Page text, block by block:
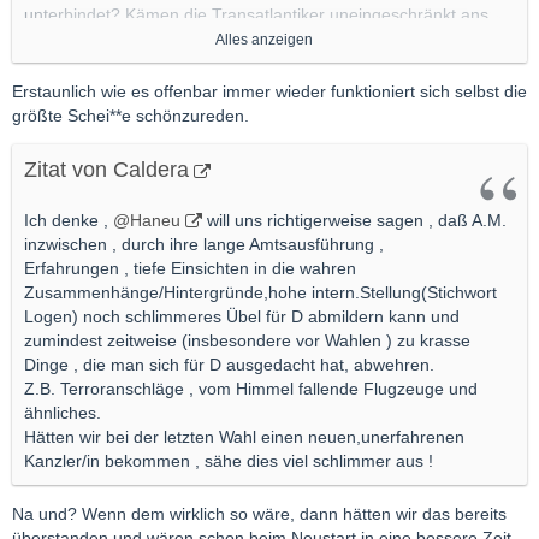
unterbindet? Kämen die Transatlantiker uneingeschränkt ans
Ruder, dann wäre Deutschland wohl bereits heute vollkommen
am Ende und hätte keine Zukunft mehr.
Konkret:
gute Mann fällt bereits dadurch auf, daß er anscheinend lieber
Englisch als Deutsch spricht. Jetzt ist er Spitzenkandidat bei der
EU-Wahl. Darüber regen sich manche Leute auf. Aber vielleicht
sollte man es mal aus diesem Blickwinkel betrachten: Wer mag
noch die EU? Das Wahlvolk erkennt doch mehr und mehr, daß
die EU i.w. Schäden anrichtet. Ich behaupte mal, daß die Tage
der EU gezählt sind. Ihr Ende ist absehbar. Ergo: Herr Weber
wird jetzt einfach verbrannt - gut so, denn einer für Deutschland
guten Politik würde er im Wege stehen, und wenn er jetzt in der
EU verbrannt wird und sein Name anschließend runiniert ist,
wird er wohl kaum noch gewählt.
Ähnliches denke ich zu Frau von der Leyen: Sie wurde zur
Verteidigungsministerin gekürt, obwohl sie dafür kaum geeignet
sie auf diesen Schleudersitz gesetzt, um sich ihren Namen zu
Alles anzeigen
Erstaunlich wie es offenbar immer wieder funktioniert sich selbst die
größte Schei**e schönzureden.
Zitat von Caldera
Ich denke , @Haneu
will uns richtigerweise sagen , daß A.M.
inzwischen , durch ihre lange Amtsausführung ,
Erfahrungen , tiefe Einsichten in die wahren
Zusammenhänge/Hintergründe,hohe intern.Stellung(Stichwort
Logen) noch schlimmeres Übel für D abmildern kann und
zumindest zeitweise (insbesondere vor Wahlen ) zu krasse
Dinge , die man sich für D ausgedacht hat, abwehren.
Z.B. Terroranschläge , vom Himmel fallende Flugzeuge und
ähnliches.
Hätten wir bei der letzten Wahl einen neuen,unerfahrenen
Kanzler/in bekommen , sähe dies viel schlimmer aus !
Na und? Wenn dem wirklich so wäre, dann hätten wir das bereits